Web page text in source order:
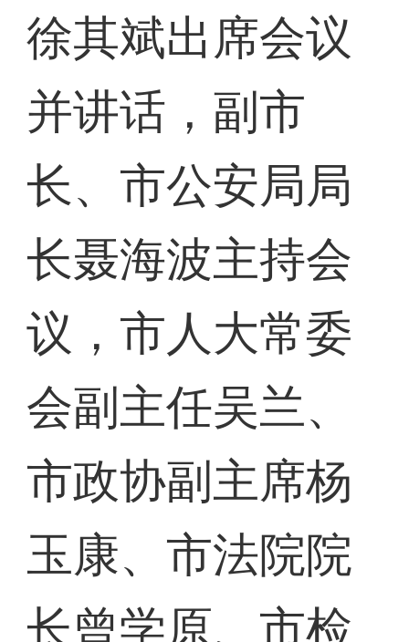
徐其斌出席会议
并讲话，副市
长、市公安局局
长聂海波主持会
议，市人大常委
会副主任吴兰、
市政协副主席杨
玉康、市法院院
长曾学原、市检